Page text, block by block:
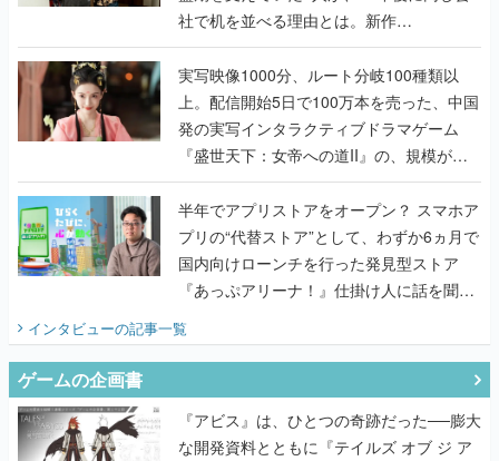
社で机を並べる理由とは。新作
『TATSUJIN EXTREME』で初タッグを組
んだレジェンド2人に訊く開発秘話
実写映像1000分、ルート分岐100種類以
上。配信開始5日で100万本を売った、中国
発の実写インタラクティブドラマゲーム
『盛世天下：女帝への道II』の、規模が違
うこだわりをプロデューサーに聞いた
半年でアプリストアをオープン？ スマホア
プリの“代替ストア”として、わずか6ヵ月で
国内向けローンチを行った発見型ストア
『あっぷアリーナ！』仕掛け人に話を聞い
てみた
インタビューの記事一覧
ゲームの企画書
『アビス』は、ひとつの奇跡だった──膨大
な開発資料とともに『テイルズ オブ ジ ア